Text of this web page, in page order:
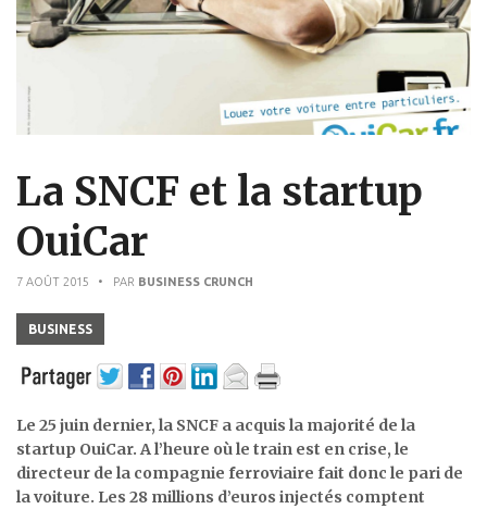
La SNCF et la startup
OuiCar
7 AOÛT 2015 • PAR BUSINESS CRUNCH
BUSINESS
Le 25 juin dernier, la SNCF a acquis la majorité de la
startup OuiCar. A l’heure où le train est en crise, le
directeur de la compagnie ferroviaire fait donc le pari de
la voiture. Les 28 millions d’euros injectés comptent